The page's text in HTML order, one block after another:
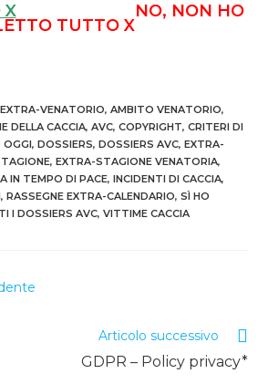
X NO, NON HO
TUTTO X
VENATORIO, AMBITO VENATORIO,
DELLA CACCIA, AVC, COPYRIGHT, CRITERI DI
OGGI, DOSSIERS, DOSSIERS AVC, EXTRA-
, EXTRA-STAGIONE VENATORIA,
IN TEMPO DI PACE, INCIDENTI DI CACCIA,
, RASSEGNE EXTRA-CALENDARIO, SÌ HO
I DOSSIERS AVC, VITTIME CACCIA
Articolo successivo
GDPR – Policy privacy*